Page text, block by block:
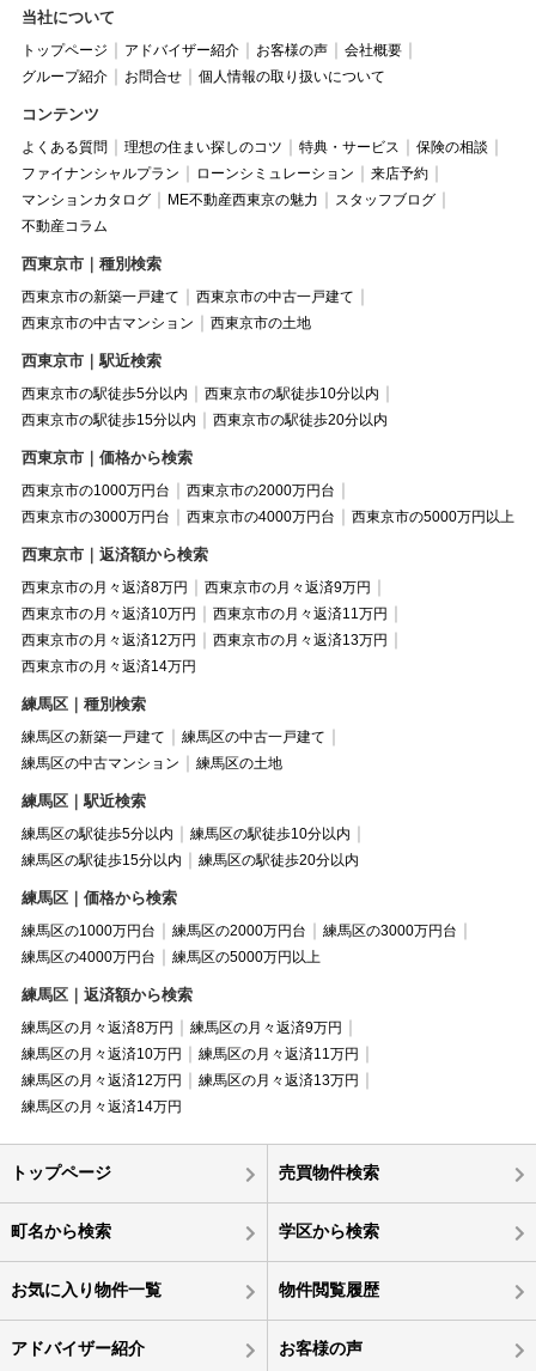
当社について
トップページ アドバイザー紹介 お客様の声
会社概要
グループ紹介
お問合せ 個人情報の取り扱いについて
コンテンツ
よくある質問 理想の住まい探しのコツ 特典・サービス
保険の相談
ファイナンシャルプラン
ローンシミュレーション
来店予約
マンションカタログ
ME不動産西東京の魅力
スタッフブログ
不動産コラム
西東京市｜種別検索
西東京市の新築一戸建て
西東京市の中古一戸建て
西東京市の中古マンション
西東京市の土地
西東京市｜駅近検索
西東京市の駅徒歩5分以内
西東京市の駅徒歩10分以内
西東京市の駅徒歩15分以内
西東京市の駅徒歩20分以内
西東京市｜価格から検索
西東京市の1000万円台
西東京市の2000万円台
西東京市の3000万円台
西東京市の4000万円台 西東京市の5000万円以上
西東京市｜返済額から検索
西東京市の月々返済8万円
西東京市の月々返済9万円
西東京市の月々返済10万円
西東京市の月々返済11万円
西東京市の月々返済12万円
西東京市の月々返済13万円
西東京市の月々返済14万円
練馬区｜種別検索
練馬区の新築一戸建て
練馬区の中古一戸建て
練馬区の中古マンション
練馬区の土地
練馬区｜駅近検索
練馬区の駅徒歩5分以内
練馬区の駅徒歩10分以内
練馬区の駅徒歩15分以内
練馬区の駅徒歩20分以内
練馬区｜価格から検索
練馬区の1000万円台 練馬区の2000万円台
練馬区の3000万円台
練馬区の4000万円台
練馬区の5000万円以上
練馬区｜返済額から検索
練馬区の月々返済8万円
練馬区の月々返済9万円
練馬区の月々返済10万円
練馬区の月々返済11万円
練馬区の月々返済12万円
練馬区の月々返済13万円
練馬区の月々返済14万円
トップページ 売買物件検索
町名から検索 学区から検索
お気に入り物件一覧 物件閲覧履歴
アドバイザー紹介 お客様の声